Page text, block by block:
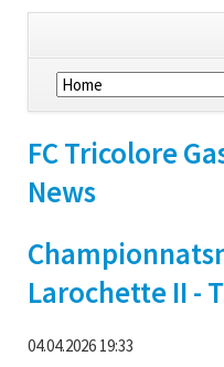
navigation
FC Tricolore
News
Larochette II -
04.04.2026 19:33